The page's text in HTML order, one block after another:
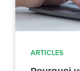
ARTICLES